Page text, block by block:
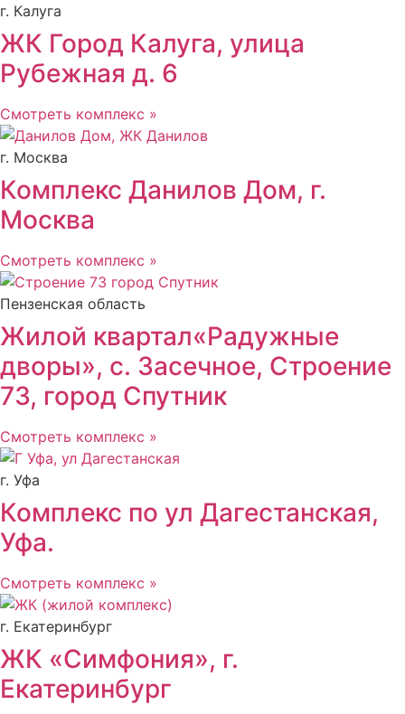
г. Калуга
ЖК Город Калуга, улица
Рубежная д. 6
Смотреть комплекс »
г. Москва
Комплекс Данилов Дом, г.
Москва
Смотреть комплекс »
Пензенская область
Жилой квартал«Радужные
дворы», с. Засечное, Строение
73, город Спутник
Смотреть комплекс »
г. Уфа
Комплекс по ул Дагестанская,
Уфа.
Смотреть комплекс »
г. Екатеринбург
ЖК «Симфония», г.
Екатеринбург